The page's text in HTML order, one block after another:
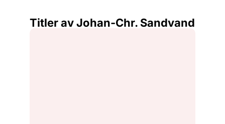
Titler av Johan-Chr. Sandvand